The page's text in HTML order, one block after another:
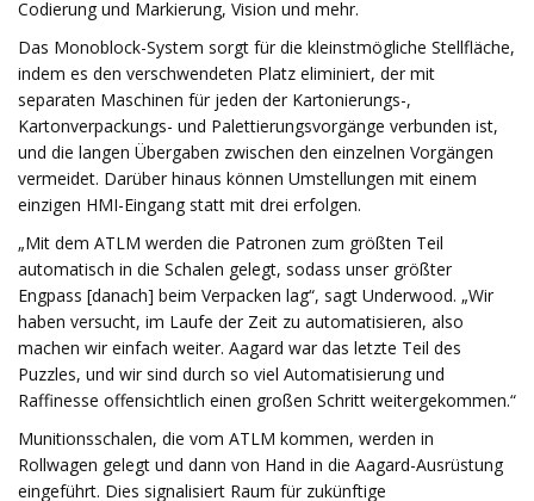
Codierung und Markierung, Vision und mehr.
Das Monoblock-System sorgt für die kleinstmögliche Stellfläche,
indem es den verschwendeten Platz eliminiert, der mit
separaten Maschinen für jeden der Kartonierungs-,
Kartonverpackungs- und Palettierungsvorgänge verbunden ist,
und die langen Übergaben zwischen den einzelnen Vorgängen
vermeidet. Darüber hinaus können Umstellungen mit einem
einzigen HMI-Eingang statt mit drei erfolgen.
„Mit dem ATLM werden die Patronen zum größten Teil
automatisch in die Schalen gelegt, sodass unser größter
Engpass [danach] beim Verpacken lag“, sagt Underwood. „Wir
haben versucht, im Laufe der Zeit zu automatisieren, also
machen wir einfach weiter. Aagard war das letzte Teil des
Puzzles, und wir sind durch so viel Automatisierung und
Raffinesse offensichtlich einen großen Schritt weitergekommen.“
Munitionsschalen, die vom ATLM kommen, werden in
Rollwagen gelegt und dann von Hand in die Aagard-Ausrüstung
eingeführt. Dies signalisiert Raum für zukünftige